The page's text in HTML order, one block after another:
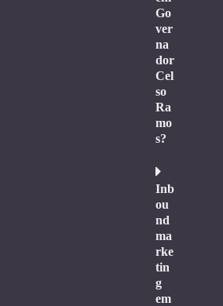
Go
ver
na
dor
Cel
so
Ra
mo
s?
Inb
ou
nd
ma
rke
tin
g
em